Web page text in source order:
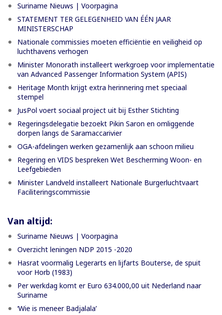
Suriname Nieuws | Voorpagina
STATEMENT TER GELEGENHEID VAN ÉÉN JAAR
MINISTERSCHAP
Nationale commissies moeten efficiëntie en veiligheid op
luchthavens verhogen
Minister Monorath installeert werkgroep voor implementatie
van Advanced Passenger Information System (APIS)
Heritage Month krijgt extra herinnering met speciaal
stempel
JusPol voert sociaal project uit bij Esther Stichting
Regeringsdelegatie bezoekt Pikin Saron en omliggende
dorpen langs de Saramaccarivier
OGA-afdelingen werken gezamenlijk aan schoon milieu
Regering en VIDS bespreken Wet Bescherming Woon- en
Leefgebieden
Minister Landveld installeert Nationale Burgerluchtvaart
Faciliteringscommissie
Van altijd:
Suriname Nieuws | Voorpagina
Overzicht leningen NDP 2015 -2020
Hasrat voormalig Legerarts en lijfarts Bouterse, de spuit
voor Horb (1983)
Per werkdag komt er Euro 634.000,00 uit Nederland naar
Suriname
‘Wie is meneer Badjalala’